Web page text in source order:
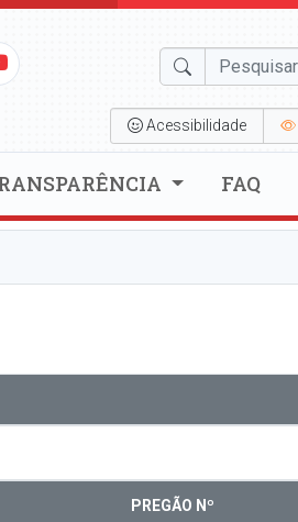
Acessibilidade
FAQ
PREGÃO Nº